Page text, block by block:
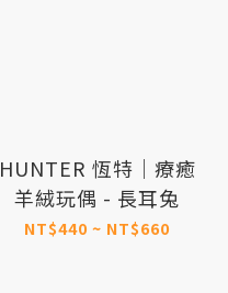
HUNTER 恆特｜療癒
羊絨玩偶 - 長耳兔
NT$440 ~ NT$660